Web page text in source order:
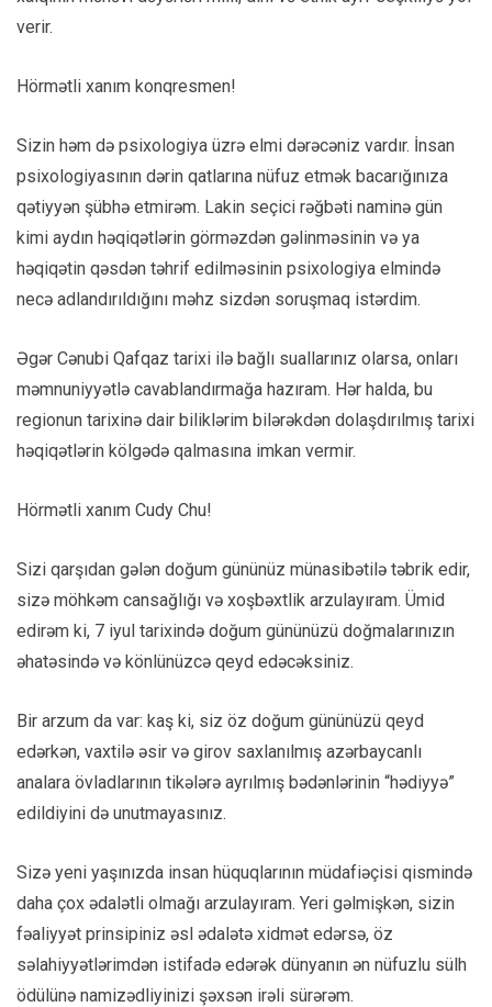
verir.
Hörmətli xanım konqresmen!
Sizin həm də psixologiya üzrə elmi dərəcəniz vardır. İnsan
psixologiyasının dərin qatlarına nüfuz etmək bacarığınıza
qətiyyən şübhə etmirəm. Lakin seçici rəğbəti naminə gün
kimi aydın həqiqətlərin görməzdən gəlinməsinin və ya
həqiqətin qəsdən təhrif edilməsinin psixologiya elmində
necə adlandırıldığını məhz sizdən soruşmaq istərdim.
Əgər Cənubi Qafqaz tarixi ilə bağlı suallarınız olarsa, onları
məmnuniyyətlə cavablandırmağa hazıram. Hər halda, bu
regionun tarixinə dair biliklərim bilərəkdən dolaşdırılmış tarixi
həqiqətlərin kölgədə qalmasına imkan vermir.
Hörmətli xanım Cudy Chu!
Sizi qarşıdan gələn doğum gününüz münasibətilə təbrik edir,
sizə möhkəm cansağlığı və xoşbəxtlik arzulayıram. Ümid
edirəm ki, 7 iyul tarixində doğum gününüzü doğmalarınızın
əhatəsində və könlünüzcə qeyd edəcəksiniz.
Bir arzum da var: kaş ki, siz öz doğum gününüzü qeyd
edərkən, vaxtilə əsir və girov saxlanılmış azərbaycanlı
analara övladlarının tikələrə ayrılmış bədənlərinin “hədiyyə”
edildiyini də unutmayasınız.
Sizə yeni yaşınızda insan hüquqlarının müdafiəçisi qismində
daha çox ədalətli olmağı arzulayıram. Yeri gəlmişkən, sizin
fəaliyyət prinsipiniz əsl ədalətə xidmət edərsə, öz
səlahiyyətlərimdən istifadə edərək dünyanın ən nüfuzlu sülh
ödülünə namizədliyinizi şəxsən irəli sürərəm.